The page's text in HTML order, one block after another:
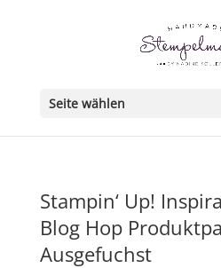
Seite wählen
Stampin‘ Up!
Blog Hop
Ausgefuchst